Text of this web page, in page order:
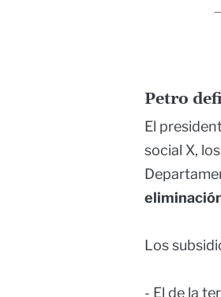
Petro
El
social X,
Los
- El de la